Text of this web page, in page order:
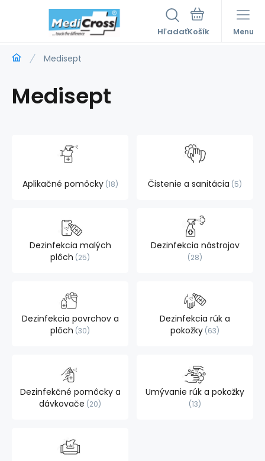
Hľadať Menu
Medisept
Medisept
Aplikačné pomôcky 18 Čistenie a sanitácia 5
Dezinfekcia malých
plôch 25
Dezinfekcia nástrojov
28
Dezinfekcia povrchov a
plôch 30
Dezinfekcia rúk a
pokožky 63
Dezinfekčné pomôcky a
dávkovače 20
Umývanie rúk a pokožky
13